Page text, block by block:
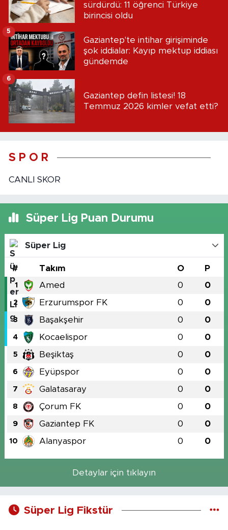
sürdürdü: 11 öğrenci Türkiye
birincisi oldu
Gaziantep'te intihar girişiminde
şok iddialar: Kayıp mektup iddiası
gündemde
5
Gaziantep defin listesi! 18
Temmuz 2026 kimler vefat etti?
6
S P O R
CANLI SKOR
Süper Lig Puan Durumu
Süper Lig
# Takım O P
1 Amed 0 0
2 Erzurumspor FK 0 0
3 Başakşehir 0 0
4 Kocaelispor 0 0
5 Beşiktaş 0 0
6 Eyüpspor 0 0
7 Galatasaray 0 0
8 Çorum FK 0 0
9 Gaziantep FK 0 0
10 Alanyaspor 0 0
Detaylar için tıklayın
Süper Lig Fikstür